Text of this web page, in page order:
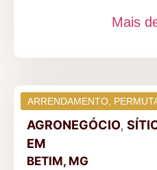
Mais
AGRONEGÓCIO,
EM
BETIM, MG
ARRENDAMENTO